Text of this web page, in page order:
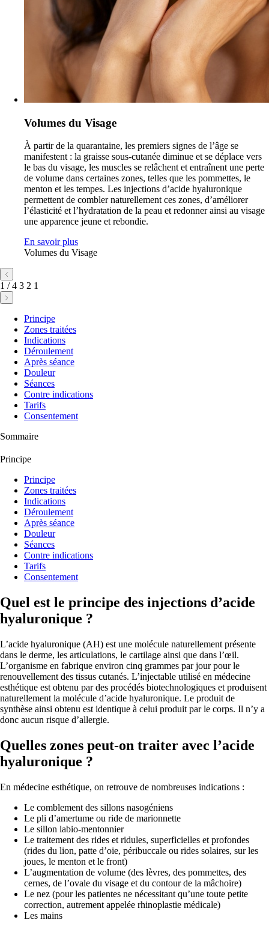
Volumes du Visage
À partir de la quarantaine, les premiers signes de l’âge se
manifestent : la graisse sous-cutanée diminue et se déplace vers
le bas du visage, les muscles se relâchent et entraînent une perte
de volume dans certaines zones, telles que les pommettes, le
menton et les tempes. Les injections d’acide hyaluronique
permettent de combler naturellement ces zones, d’améliorer
l’élasticité et l’hydratation de la peau et redonner ainsi au visage
une apparence jeune et rebondie.
En savoir plus
Volumes du Visage
1 / 4 3 2 1
Principe
Zones traitées
Indications
Déroulement
Après séance
Douleur
Séances
Contre indications
Tarifs
Consentement
Sommaire
Principe
Principe
Zones traitées
Indications
Déroulement
Après séance
Douleur
Séances
Contre indications
Tarifs
Consentement
Quel est le principe des injections d’acide
hyaluronique ?
L’acide hyaluronique (AH) est une molécule naturellement présente
dans le derme, les articulations, le cartilage ainsi que dans l’œil.
L’organisme en fabrique environ cinq grammes par jour pour le
renouvellement des tissus cutanés. L’injectable utilisé en médecine
esthétique est obtenu par des procédés biotechnologiques et produisent
naturellement la molécule d’acide hyaluronique. Le produit de
synthèse ainsi obtenu est identique à celui produit par le corps. Il n’y a
donc aucun risque d’allergie.
Quelles zones peut-on traiter avec l’acide
hyaluronique ?
En médecine esthétique, on retrouve de nombreuses indications :
Le comblement des sillons nasogéniens
Le pli d’amertume ou ride de marionnette
Le sillon labio-mentonnier
Le traitement des rides et ridules, superficielles et profondes
(rides du lion, patte d’oie, péribuccale ou rides solaires, sur les
joues, le menton et le front)
L’augmentation de volume (des lèvres, des pommettes, des
cernes, de l’ovale du visage et du contour de la mâchoire)
Le nez (pour les patientes ne nécessitant qu’une toute petite
correction, autrement appelée rhinoplastie médicale)
Les mains